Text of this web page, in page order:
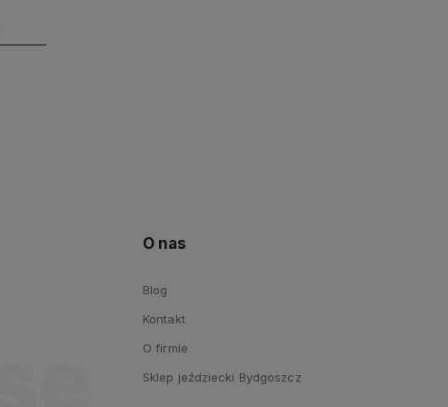
O nas
Blog
Kontakt
O firmie
Sklep jeździecki Bydgoszcz